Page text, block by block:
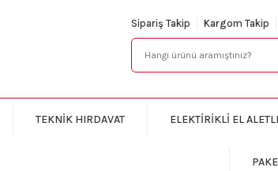
Sipariş Takip Kargom Takip
TEKNİK HIRDAVAT ELEKTİRİKLİ EL